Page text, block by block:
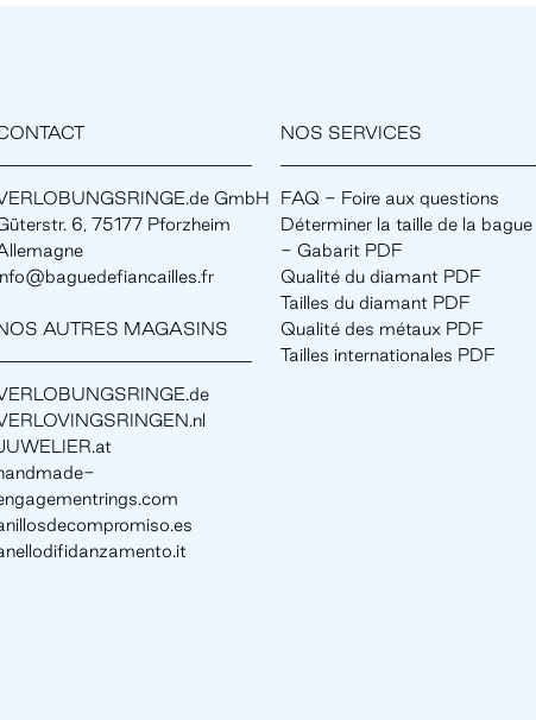
GmbH
6, 75177 Pforzheim
AUTRES MAGASINS
NOS SERVICES
FAQ - Foire aux questions
Déterminer la taille de la bague
- Gabarit PDF
Qualité du diamant PDF
Tailles du diamant PDF
Qualité des métaux PDF
Tailles internationales PDF